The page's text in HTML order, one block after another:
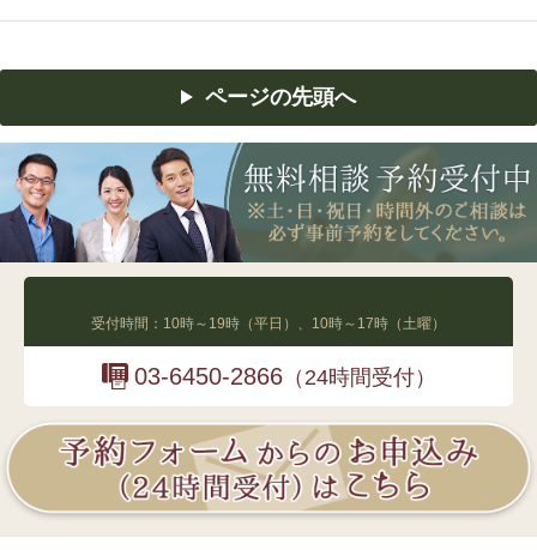
ページの先頭へ
受付時間：10時～19時（平日）、10時～17時（土曜）
03-6450-2866（24時間受付）